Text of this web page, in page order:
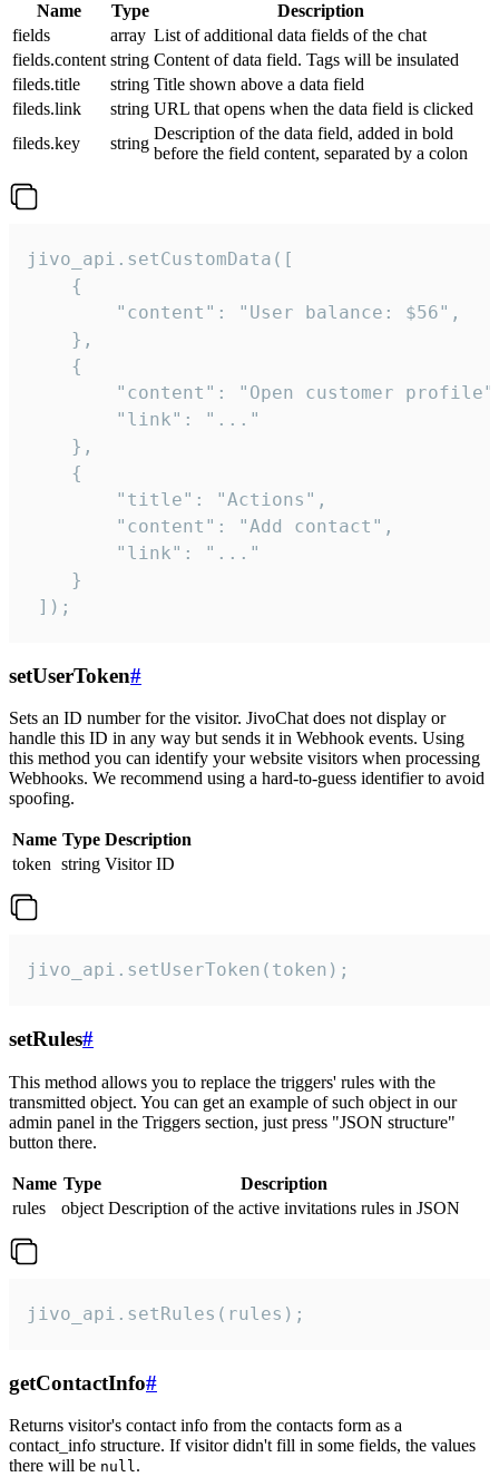
Name Type
Description
fields
array List of additional data fields of the chat
fields.content string Content of data field. Tags will be insulated
fileds.title
string Title shown above a data field
fileds.link
string URL that opens when the data field is clicked
fileds.key
string
Description of the data field, added in bold
before the field content, separated by a colon
jivo_api.setCustomData([
    {
        "content": "User balance: $56",
    },
    {
"content": "Open customer
        "link": "..."
    },
    {
        "title": "Actions",
        "content": "Add contact",
        "link": "..."
    }
]);
setUserToken#
Sets an ID number for the visitor. JivoChat does not display or
handle this ID in any way but sends it in Webhook events. Using
this method you can identify your website visitors when processing
Webhooks. We recommend using a hard-to-guess identifier to avoid
spoofing.
Name Type Description
token string Visitor ID
jivo_api.setUserToken(token);
setRules#
This method allows you to replace the triggers' rules with the
transmitted object. You can get an example of such object in our
admin panel in the Triggers section, just press "JSON structure"
button there.
Name Type
Description
rules
object Description of the active invitations rules in JSON
jivo_api.setRules(rules);
getContactInfo#
Returns visitor's contact info from the contacts form as a
contact_info structure. If visitor didn't fill in some fields, the values
there will be null.